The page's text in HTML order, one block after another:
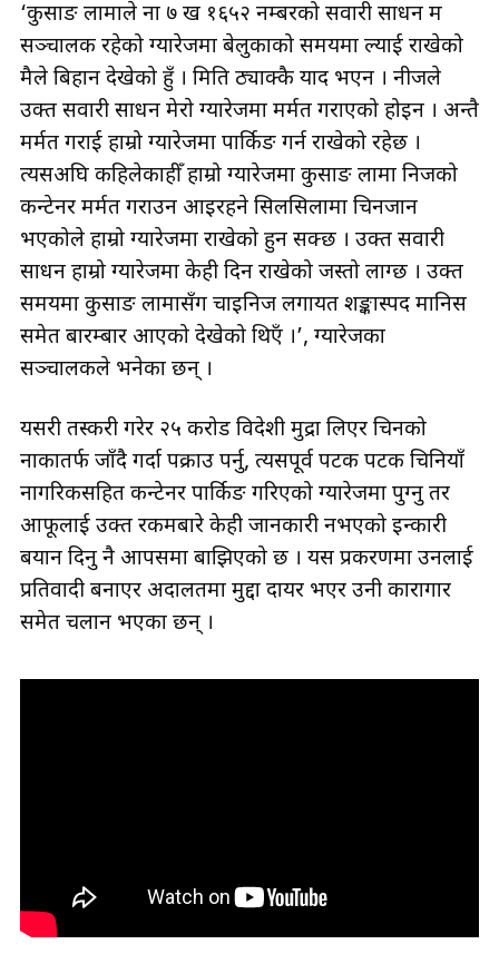
‘कुसाङ लामाले ना ७ ख १६५२ नम्बरको सवारी साधन म
सञ्चालक रहेको ग्यारेजमा बेलुकाको समयमा ल्याई राखेको
मैले बिहान देखेको हुँ । मिति ठ्याक्कै याद भएन । नीजले
उक्त सवारी साधन मेराे ग्यारेजमा मर्मत गराएको होइन । अन्तै
मर्मत गराई हाम्रो ग्यारेजमा पार्किङ गर्न राखेको रहेछ ।
त्यसअघि कहिलेकाहीँ हाम्रो ग्यारेजमा कुसाङ लामा निजको
कन्टेनर मर्मत गराउन आइरहने सिलसिलामा चिनजान
भएकोले हाम्रो ग्यारेजमा राखेको हुन सक्छ । उक्त सवारी
साधन हाम्रो ग्यारेजमा केही दिन राखेको जस्तो लाग्छ । उक्त
समयमा कुसाङ लामासँग चाइनिज लगायत शङ्कास्पद मानिस
समेत बारम्बार आएको देखेको थिएँ ।’, ग्यारेजका
सञ्चालकले भनेका छन् ।
यसरी तस्करी गरेर २५ करोड विदेशी मुद्रा लिएर चिनको
नाकातर्फ जाँदै गर्दा पक्राउ पर्नु, त्यसपूर्व पटक पटक चिनियाँ
नागरिकसहित कन्टेनर पार्किङ गरिएको ग्यारेजमा पुग्नु तर
आफूलाई उक्त रकमबारे केही जानकारी नभएको इन्कारी
बयान दिनु नै आपसमा बाझिएको छ । यस प्रकरणमा उनलाई
प्रतिवादी बनाएर अदालतमा मुद्दा दायर भएर उनी कारागार
समेत चलान भएका छन् ।